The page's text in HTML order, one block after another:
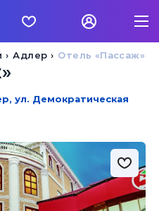
Отель «Пассаж»
Адлер
ул. Демократическая